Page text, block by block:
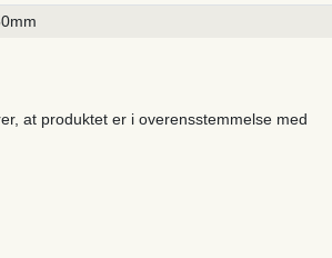
at produktet er i overensstemmelse med